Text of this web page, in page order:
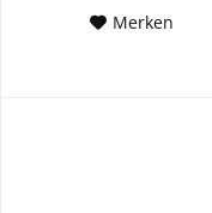
Merken